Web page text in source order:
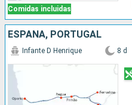
Comidas incluidas
ESPAÑA, PORTUGAL
Infante D Henrique 8 d